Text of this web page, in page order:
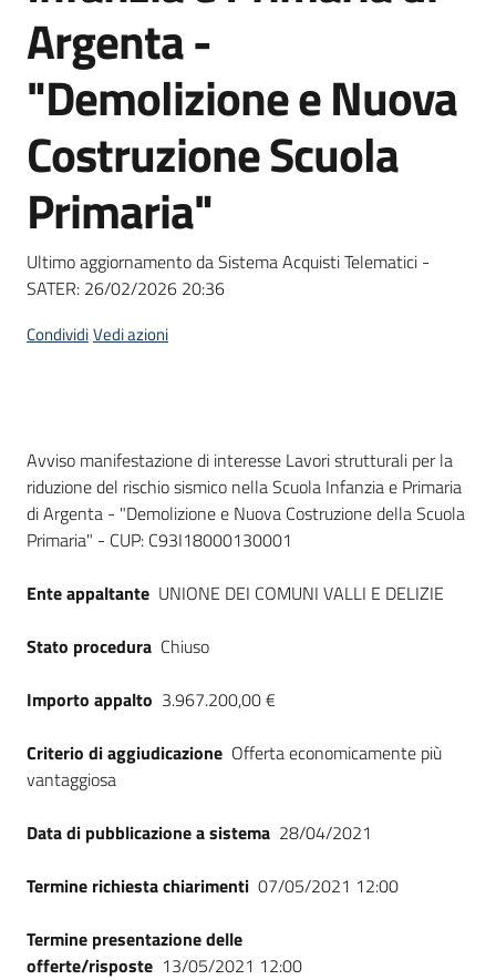
telematiche
English
site
su
Argenta -
"Demolizione e Nuova
Costruzione Scuola
Primaria"
Ultimo aggiornamento da Sistema Acquisti Telematici -
SATER: 26/02/2026 20:36
CondividiVedi azioni
Dati del bando
Avviso manifestazione di interesse Lavori strutturali per la
riduzione del rischio sismico nella Scuola Infanzia e Primaria
di Argenta - "Demolizione e Nuova Costruzione della Scuola
Primaria" - CUP: C93I18000130001
Ente appaltante UNIONE DEI COMUNI VALLI E DELIZIE
Stato procedura Chiuso
Importo appalto 3.967.200,00 €
Criterio di aggiudicazione Offerta economicamente più
vantaggiosa
Data di pubblicazione a sistema 28/04/2021
Termine richiesta chiarimenti 07/05/2021 12:00
Termine presentazione delle
offerte/risposte 13/05/2021 12:00